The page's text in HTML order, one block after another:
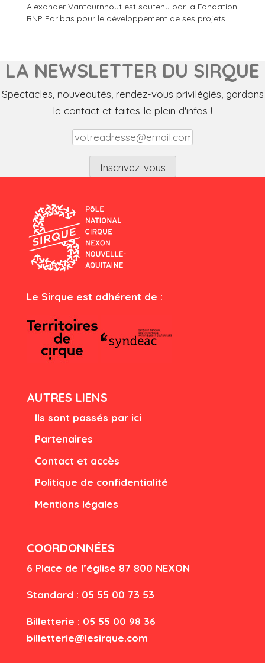
Alexander Vantournhout est soutenu par la Fondation
BNP Paribas pour le développement de ses projets.
LA NEWSLETTER DU SIRQUE
Spectacles, nouveautés, rendez-vous privilégiés, gardons
le contact et faites le plein d'infos !
Le Sirque est adhérent de :
AUTRES LIENS
Ils sont passés par ici
Partenaires
Contact et accès
Politique de confidentialité
Mentions légales
COORDONNÉES
6 Place de l’église 87 800 NEXON
Standard : 05 55 00 73 53
Billetterie : 05 55 00 98 36
billetterie@lesirque.com